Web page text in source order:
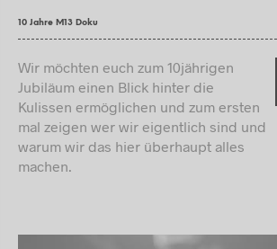
10 Jahre M13 Doku
Wir möchten euch zum 10jährigen
Jubiläum einen Blick hinter die
Kulissen ermöglichen und zum ersten
mal zeigen wer wir eigentlich sind und
warum wir das hier überhaupt alles
machen.